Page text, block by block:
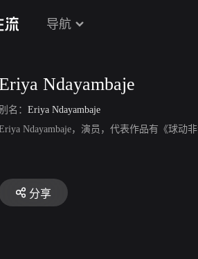
导航
Ndayambaje
名： Eriya Ndayambaje
Ndayambaje，演员，代表作品有《球动
分享